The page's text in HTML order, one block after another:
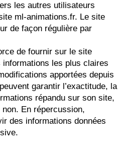
les autres utilisateurs
ml-animations.fr. Le site
de façon régulière par
de fournir sur le site
les plus claires
apportées depuis
garantir l’exactitude, la
répandu sur son site,
En répercussion,
des informations données